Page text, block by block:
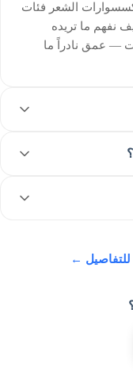
الشعر فئات
نفهم ما تريده
— عمق نادراً ما
للتفاصيل ←